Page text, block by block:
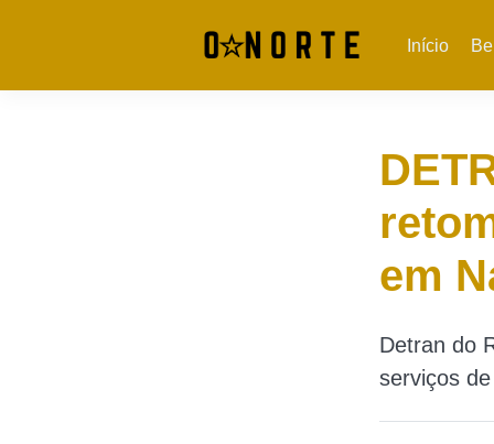
Início
em
Detran do
serviços